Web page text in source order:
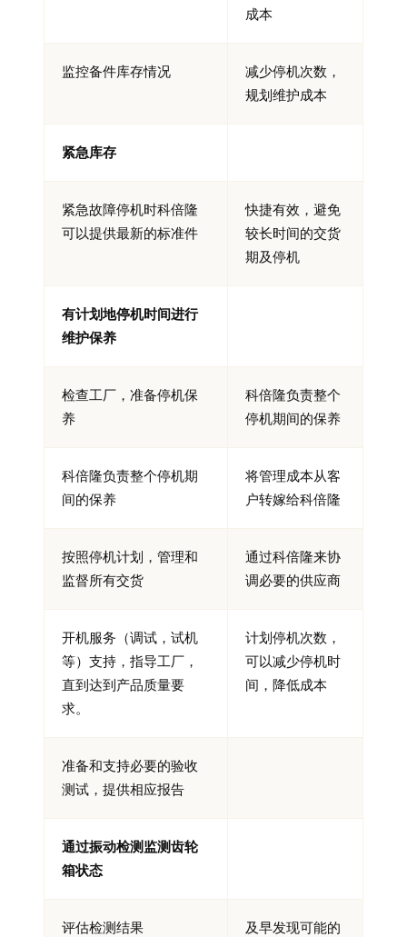
成本
监控备件库存情况
减少停机次数，
规划维护成本
紧急库存
紧急故障停机时科倍隆
可以提供最新的标准件
快捷有效，避免
较长时间的交货
期及停机
有计划地停机时间进行
维护保养
检查工厂，准备停机保
养
科倍隆负责整个
停机期间的保养
科倍隆负责整个停机期
间的保养
将管理成本从客
户转嫁给科倍隆
按照停机计划，管理和
监督所有交货
通过科倍隆来协
调必要的供应商
开机服务（调试，试机
等）支持，指导工厂，
直到达到产品质量要
求。
计划停机次数，
可以减少停机时
间，降低成本
准备和支持必要的验收
测试，提供相应报告
通过振动检测监测齿轮
箱状态
评估检测结果
及早发现可能的